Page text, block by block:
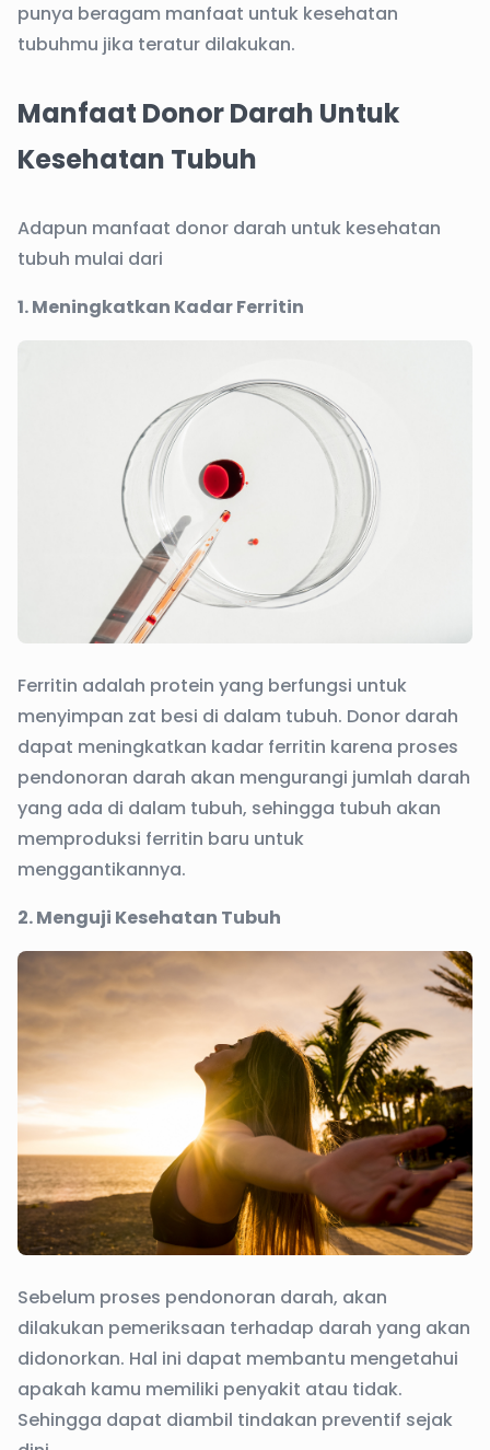
punya beragam manfaat untuk kesehatan
tubuhmu jika teratur dilakukan.
Manfaat Donor Darah Untuk
Kesehatan Tubuh
Adapun manfaat donor darah untuk kesehatan
tubuh mulai dari
1. Meningkatkan Kadar Ferritin
Ferritin adalah protein yang berfungsi untuk
menyimpan zat besi di dalam tubuh. Donor darah
dapat meningkatkan kadar ferritin karena proses
pendonoran darah akan mengurangi jumlah darah
yang ada di dalam tubuh, sehingga tubuh akan
memproduksi ferritin baru untuk
menggantikannya.
2. Menguji Kesehatan Tubuh
Sebelum proses pendonoran darah, akan
dilakukan pemeriksaan terhadap darah yang akan
didonorkan. Hal ini dapat membantu mengetahui
apakah kamu memiliki penyakit atau tidak.
Sehingga dapat diambil tindakan preventif sejak